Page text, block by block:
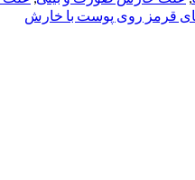
قرمز روی پوست با خارش